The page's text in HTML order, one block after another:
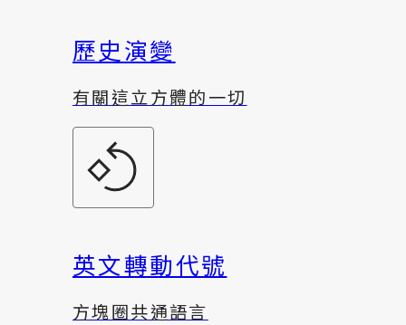
歷史演變
有關這立方體的一切
英文轉動代號
方塊圈共通語言